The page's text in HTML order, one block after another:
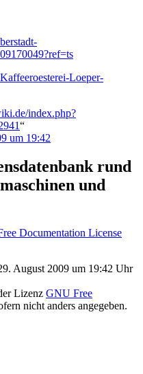
Loeper-
index.php?
“
um 19:42
rund
und
Documentation License
August 2009 um 19:42 Uhr
Lizenz GNU Free
nicht anders angegeben.